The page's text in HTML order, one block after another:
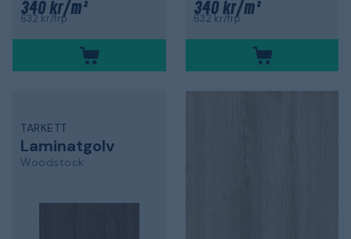
340 kr/m²
632 kr/frp 340 kr/m²
632 kr/frp
TARKETT
Laminatgolv
Woodstock